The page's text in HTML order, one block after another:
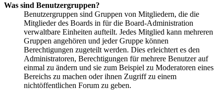
Was sind Benutzergruppen?
Benutzergruppen sind Gruppen von Mitgliedern, die die
Mitglieder des Boards in für die Board-Administration
verwaltbare Einheiten aufteilt. Jedes Mitglied kann mehreren
Gruppen angehören und jeder Gruppe können
Berechtigungen zugeteilt werden. Dies erleichtert es den
Administratoren, Berechtigungen für mehrere Benutzer auf
einmal zu ändern und sie zum Beispiel zu Moderatoren eines
Bereichs zu machen oder ihnen Zugriff zu einem
nichtöffentlichen Forum zu geben.